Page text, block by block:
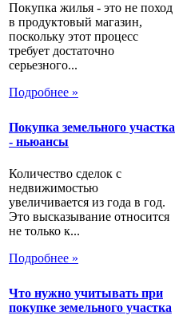
Покупка жилья - это не поход
в продуктовый магазин,
поскольку этот процесс
требует достаточно
серьезного...
Подробнее »
Покупка земельного участка
- ньюансы
Количество сделок с
недвижимостью
увеличивается из года в год.
Это высказывание относится
не только к...
Подробнее »
Что нужно учитывать при
покупке земельного участка